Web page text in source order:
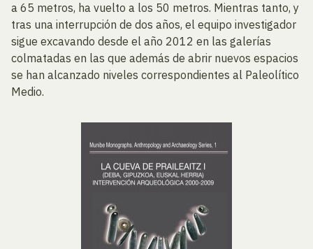
a 65 metros, ha vuelto a los 50 metros. Mientras tanto, y
tras una interrupción de dos años, el equipo investigador
sigue excavando desde el año 2012 en las galerías
colmatadas en las que además de abrir nuevos espacios
se han alcanzado niveles correspondientes al Paleolítico
Medio.